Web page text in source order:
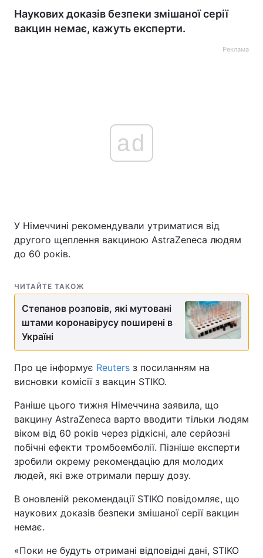
Наукових доказів безпеки змішаної серії
вакцин немає, кажуть експерти.
Реклама
ad
У Німеччині рекомендували утриматися від
другого щеплення вакциною AstraZeneca людям
до 60 років.
ЧИТАЙТЕ ТАКОЖ
Степанов розповів, які мутовані
штами коронавірусу поширені в
Україні
Про це інформує Reuters з посиланням на
висновки комісії з вакцин STIKO.
Раніше цього тижня Німеччина заявила, що
вакцину AstraZeneca варто вводити тільки людям
віком від 60 років через рідкісні, але серйозні
побічні ефекти тромбоемболії. Пізніше експерти
зробили окрему рекомендацію для молодих
людей, які вже отримали першу дозу.
В оновленій рекомендації STIKO повідомляє, що
наукових доказів безпеки змішаної серії вакцин
немає.
«Поки не будуть отримані відповідні дані, STIKO